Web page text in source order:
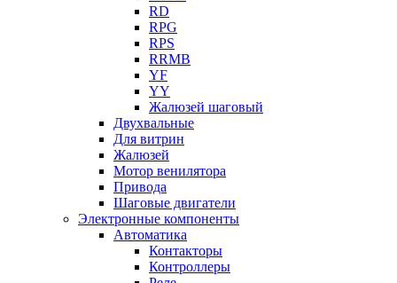
RD
RPG
RPS
RRMB
YF
YY
Жалюзей шаговый
Двухвальные
Для витрин
Жалюзей
Мотор венилятора
Привода
Шаговые двигатели
Электронные компоненты
Автоматика
Контакторы
Контроллеры